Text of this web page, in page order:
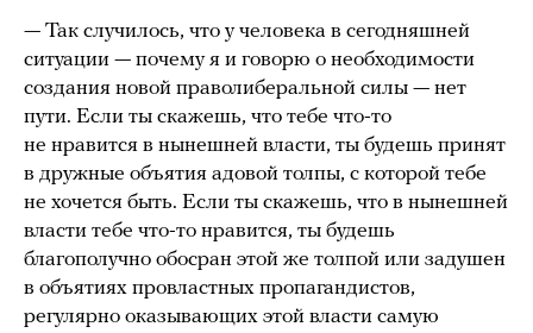
— Так случилось, что у человека в сегодняшней
ситуации — почему я и говорю о необходимости
создания новой праволиберальной силы — нет
пути. Если ты скажешь, что тебе что-то
не нравится в нынешней власти, ты будешь принят
в дружные объятия адовой толпы, с которой тебе
не хочется быть. Если ты скажешь, что в нынешней
власти тебе что-то нравится, ты будешь
благополучно обосран этой же толпой или задушен
в объятиях провластных пропагандистов,
регулярно оказывающих этой власти самую